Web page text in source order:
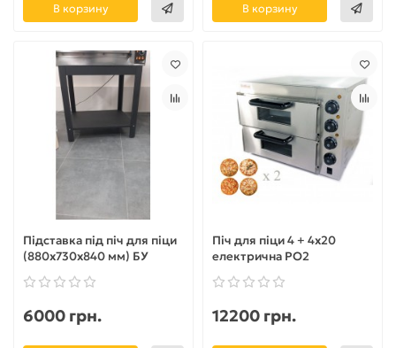
В корзину В корзину
Підставка під піч для піци
(880х730х840 мм) БУ
6000 грн.
Піч для піци 4 + 4х20
електрична PO2
12200 грн.